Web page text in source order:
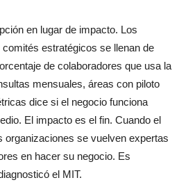
en lugar de impacto. Los
estratégicos se llenan de
de colaboradores que usa la
mensuales, áreas con piloto
dice si el negocio funciona
El impacto es el fin. Cuando el
organizaciones se vuelven expertas
en hacer su negocio. Es
el MIT.